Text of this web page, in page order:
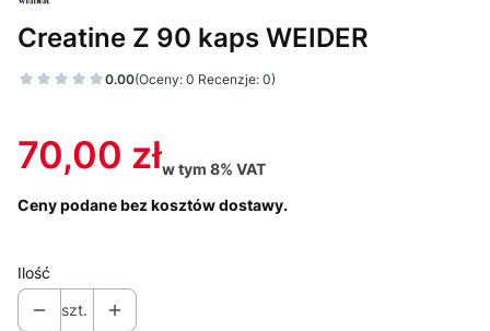
Creatine Z 90 kaps WEIDER
0.00(Oceny: 0 Recenzje: 0)
Cena
70,00 złw tym 8% VAT
w tym 8% VAT
Ceny podane bez kosztów dostawy.
Ilość
szt.